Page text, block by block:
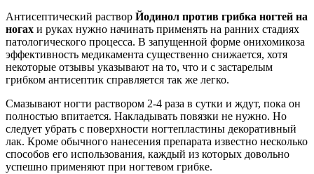
Антисептический раствор Йодинол против грибка ногтей на
ногах и руках нужно начинать применять на ранних стадиях
патологического процесса. В запущенной форме онихомикоза
эффективность медикамента существенно снижается, хотя
некоторые отзывы указывают на то, что и с застарелым
грибком антисептик справляется так же легко.
Смазывают ногти раствором 2-4 раза в сутки и ждут, пока он
полностью впитается. Накладывать повязки не нужно. Но
следует убрать с поверхности ногтепластины декоративный
лак. Кроме обычного нанесения препарата известно несколько
способов его использования, каждый из которых довольно
успешно применяют при ногтевом грибке.